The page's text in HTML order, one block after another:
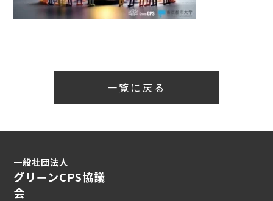
一覧に戻る
一般社団法人
グリーンCPS協議
会